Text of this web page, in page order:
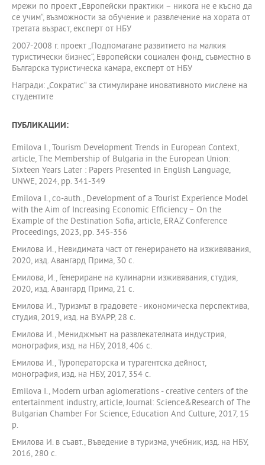
мрежи по проект „Европейски практики – никога не е късно да
се учим“, възможности за обучение и развлечение на хората от
третата възраст, експерт от НБУ
2007-2008 г. проект „Подпомагане развитието на малкия
туристически бизнес“, Европейски социален фонд, съвместно в
Българска туристическа камара, експерт от НБУ
Награди: „Сократис“ за стимулиране иновативното мислене на
студентите
ПУБЛИКАЦИИ:
Emilova I., Tourism Development Trends in European Context,
article, The Membership of Bulgaria in the European Union:
Sixteen Years Later : Papers Presented in English Language,
UNWE, 2024, pp. 341-349
Emilova I., co-auth., Development of a Tourist Experience Model
with the Aim of Increasing Economic Efficiency – On the
Example of the Destination Sofia, article, ERAZ Conference
Proceedings, 2023, pp. 345-356
Емилова И., Невидимата част от генерирането на изживявания,
2020, изд. Авангард Прима, 30 с.
Емилова, И., Генериране на кулинарни изживявания, студия,
2020, изд. Авангард Прима, 21 с.
Емилова И., Туризмът в градовете - икономическа перспектива,
студия, 2019, изд. на ВУАРР, 28 с.
Емилова И., Мениджмънт на развлекателната индустрия,
монография, изд. на НБУ, 2018, 406 с.
Емилова И., Туроператорска и турагентска дейност,
монография, изд. на НБУ, 2017, 354 с.
Emilova I., Modern urban aglomerations - creative centers of the
entertainment industry, article, Journal: Science&Research of The
Bulgarian Chamber For Science, Education And Culture, 2017, 15
p.
Емилова И. в съавт., Въведение в туризма, учебник, изд. на НБУ,
2016, 280 с.